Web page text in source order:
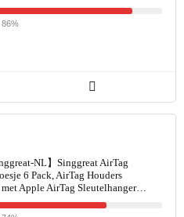
86%
NL】Singgreat AirTag
6 Pack, AirTag Houders
Apple AirTag Sleutelhanger…